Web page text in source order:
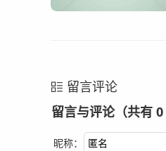
留言评论
留言与评论（共有 0
昵称：